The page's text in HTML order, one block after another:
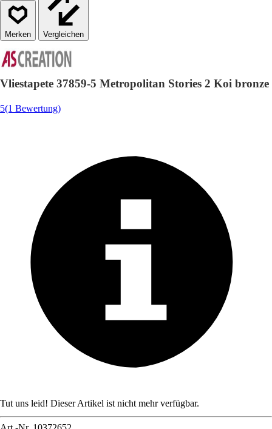
Vergleichen
Vliestapete 37859-5 Metropolitan Stories 2 Koi bronze
5(1 Bewertung)
Tut uns leid! Dieser Artikel ist nicht mehr verfügbar.